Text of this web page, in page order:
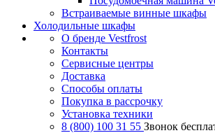
Встраиваемые винные шкафы
Холодильные шкафы
О бренде Vestfrost
Контакты
Сервисные центры
Доставка
Способы оплаты
Покупка в рассрочку
Установка техники
8 (800) 100 31 55 Звонок